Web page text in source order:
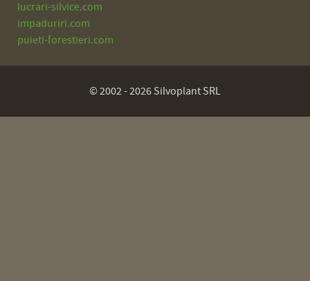
lucrari-silvice.com
impaduriri.com
puieti-forestieri.com
© 2002 - 2026 Silvoplant SRL